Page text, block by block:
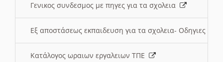
Γενικος συνδεσμος με πηγες για τα σχολεια
Εξ αποστάσεως εκπαιδευση για τα σχολεια- Οδηγιες
Κατάλογος ωραιων εργαλειων ΤΠΕ